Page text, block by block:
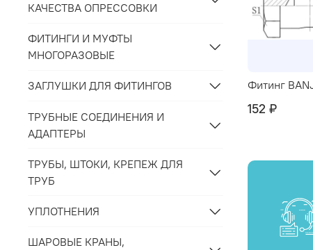
Фитинг
152 ₽
КАЧЕСТВА ОПРЕССОВКИ
ФИТИНГИ И МУФТЫ
МНОГОРАЗОВЫЕ
ЗАГЛУШКИ ДЛЯ ФИТИНГОВ
ТРУБНЫЕ СОЕДИНЕНИЯ И
АДАПТЕРЫ
ТРУБЫ, ШТОКИ, КРЕПЕЖ ДЛЯ
ТРУБ
УПЛОТНЕНИЯ
ШАРОВЫЕ КРАНЫ,